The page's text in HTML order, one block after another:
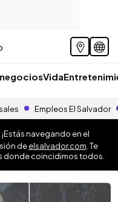
Vida
Empleos El Salvador
¡Estás navegando en el
deelsalvador.com . Te
donde coincidimos todos.